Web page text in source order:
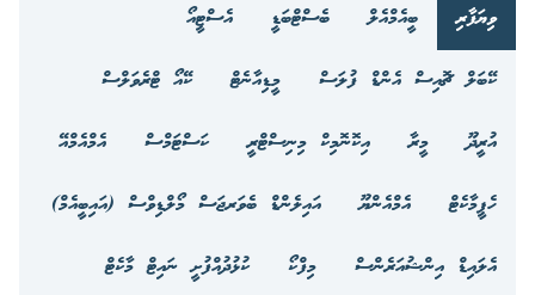
ވިޔަފާރި ބީއެމްއެލް ބެސްޓްބަޑީ
އެސްޓީއޯ
ކޭބަލް ޗޮއިސް އެންޑް ފުލަސް
މީޑިއާނެޓް
ކޭއޯ ޓްރެވަލްސް
އުރީދޫ
މީރާ އިކޮނޮމިކް މިނިސްޓްރީ ކަސްޓަމްސް
އެމްއެމްއޭ
ހެޕީމާކެޓް
އެމްއެންޔޫ
އައިލެންޑް ބެވަރޖަސް މޯލްޑިވްސް (އައިބީއެމް)
އެލައިޑް އިންޝުއަރެންސް
މިފްކޯ
ކުޅުދުއްފުށީ ނައިޓް މާކެޓް